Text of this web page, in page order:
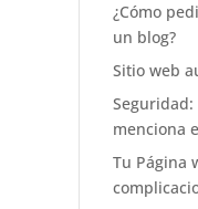
¿Cómo
un blog?
Sitio web
Seguridad:
menciona
Tu Página